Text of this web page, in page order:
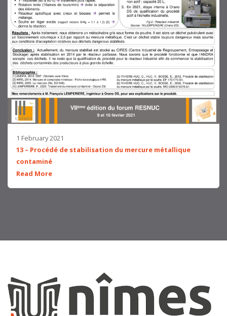
1 February 2021
13 – Procédé de stabilisation du mercure métallique
contaminé
Read More